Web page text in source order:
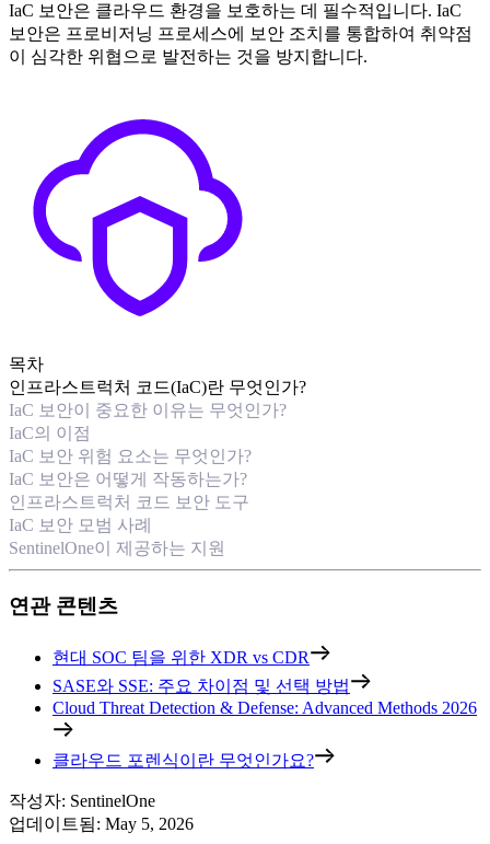
IaC 보안은 클라우드 환경을 보호하는 데 필수적입니다. IaC
보안은 프로비저닝 프로세스에 보안 조치를 통합하여 취약점
이 심각한 위협으로 발전하는 것을 방지합니다.
목차
인프라스트럭처 코드(IaC)란 무엇인가?
IaC 보안이 중요한 이유는 무엇인가?
IaC의 이점
IaC 보안 위험 요소는 무엇인가?
IaC 보안은 어떻게 작동하는가?
인프라스트럭처 코드 보안 도구
IaC 보안 모범 사례
SentinelOne이 제공하는 지원
연관 콘텐츠
현대 SOC 팀을 위한 XDR vs CDR
SASE와 SSE: 주요 차이점 및 선택 방법
Cloud Threat Detection & Defense: Advanced Methods 2026
클라우드 포렌식이란 무엇인가요?
작성자: SentinelOne
업데이트됨: May 5, 2026